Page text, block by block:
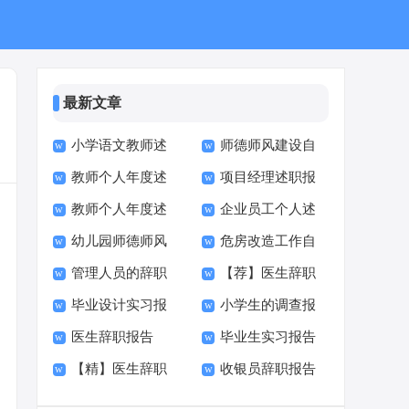
最新文章
小学语文教师述
职报告集锦15篇
师德师风建设自
检自查报告
教师个人年度述
职报告集锦15篇
项目经理述职报
告精选15篇
教师个人年度述
职报告(精选15篇)
企业员工个人述
职报告精选15篇
幼儿园师德师风
自查报告15篇
危房改造工作自
查报告
管理人员的辞职
报告(15篇)
【荐】医生辞职
报告
毕业设计实习报
告(精选15篇)
小学生的调查报
告(15篇)
医生辞职报告
【热门】
毕业生实习报告
(15篇)
【精】医生辞职 收银员辞职报告